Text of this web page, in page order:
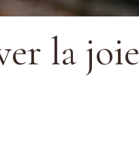
la joie